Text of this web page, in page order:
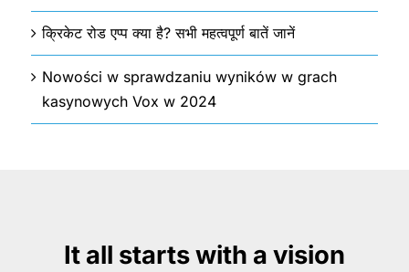
क्रिकेट रोड एप्प क्या है? सभी महत्वपूर्ण बातें जानें
Nowości w sprawdzaniu wyników w grach
kasynowych Vox w 2024
It all starts with a vision